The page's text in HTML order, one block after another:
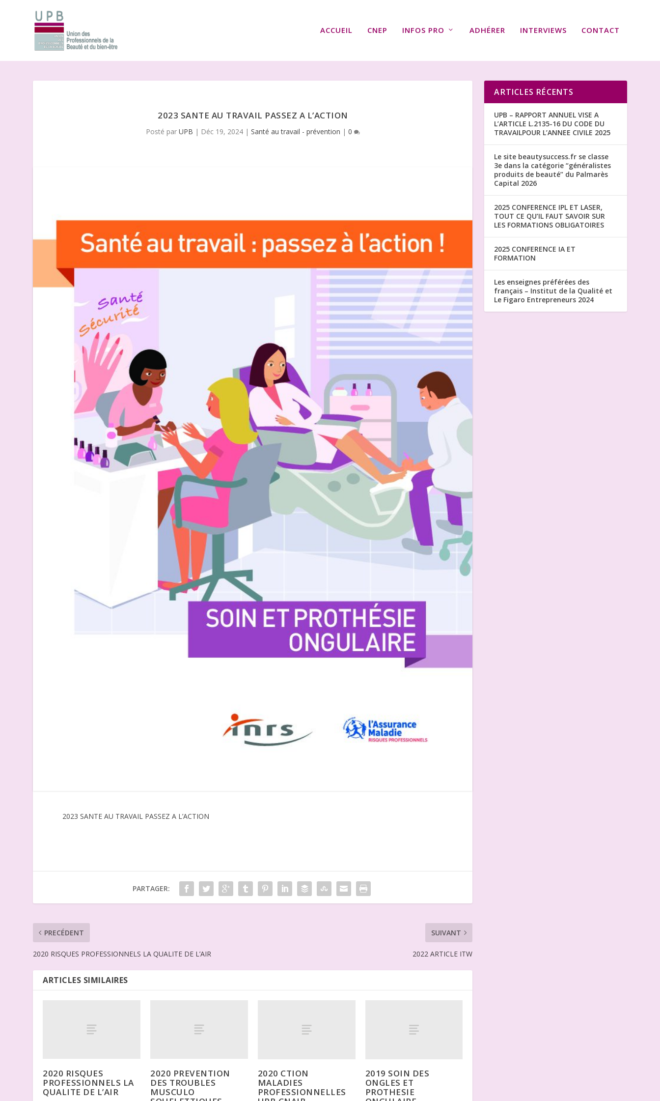
ACCUEIL CNEP INFOS PRO ADHÉRER INTERVIEWS CONTACT
2023 SANTE AU TRAVAIL PASSEZ A L’ACTION
Posté par UPB | Déc 19, 2024| Santé au travail - prévention | 0
2023 SANTE AU TRAVAIL PASSEZ A L’ACTION
PARTAGER:
PRECÉDENT
2020 RISQUES PROFESSIONNELS LA QUALITE DE L’AIR
SUIVANT
2022 ARTICLE ITW
ARTICLES SIMILAIRES
2020 RISQUES
PROFESSIONNELS LA
QUALITE DE L’AIR
2020 PREVENTION
DES TROUBLES
MUSCULO
2020 CTION
MALADIES
PROFESSIONNELLES
2019 SOIN DES
ONGLES ET
PROTHESIE
ARTICLES RÉCENTS
UPB – RAPPORT ANNUEL VISE A
L’ARTICLE L.2135-16 DU CODE DU
TRAVAILPOUR L’ANNEE CIVILE 2025
Le site beautysuccess.fr se classe
3e dans la catégorie “généralistes
produits de beauté” du Palmarès
Capital 2026
2025 CONFERENCE IPL ET LASER,
TOUT CE QU’IL FAUT SAVOIR SUR
LES FORMATIONS OBLIGATOIRES
2025 CONFERENCE IA ET
FORMATION
Les enseignes préférées des
français – Institut de la Qualité et
Le Figaro Entrepreneurs 2024